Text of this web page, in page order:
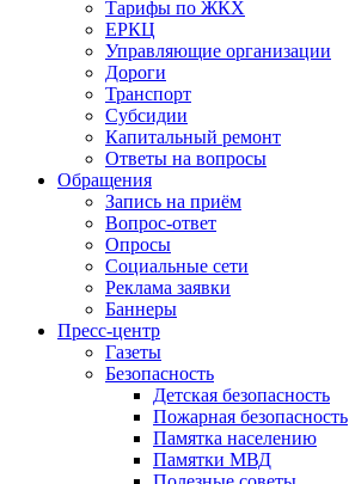
Тарифы по ЖКХ
ЕРКЦ
Управляющие организации
Дороги
Транспорт
Субсидии
Капитальный ремонт
Ответы на вопросы
Обращения
Запись на приём
Вопрос-ответ
Опросы
Социальные сети
Реклама заявки
Баннеры
Пресс-центр
Газеты
Безопасность
Детская безопасность
Пожарная безопасность
Памятка населению
Памятки МВД